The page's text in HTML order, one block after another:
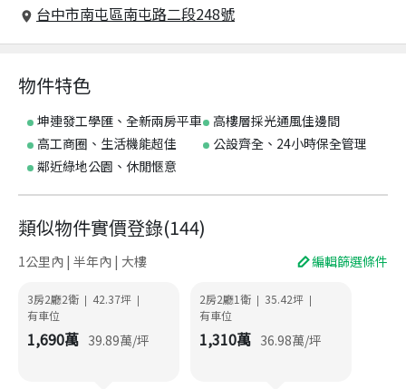
台中市南屯區南屯路二段248號
物件特色
坤連發工學匯、全新兩房平車
高樓層採光通風佳邊間
高工商圈、生活機能超佳
公設齊全、24小時保全管理
鄰近綠地公園、休閒愜意
類似物件實價登錄(144)
1公里內 | 半年內 | 大樓 編輯篩選條件
3房2廳2衛 | 42.37坪 |
有車位
1,690萬 39.89萬/坪
2房2廳1衛 | 35.42坪 |
有車位
1,310萬 36.98萬/坪